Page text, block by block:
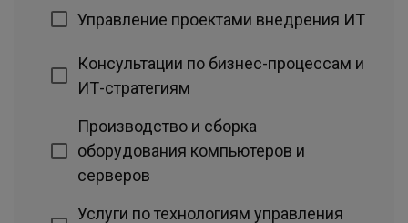
Управление проектами внедрения ИТ
Консультации по бизнес-процессам и
ИТ-стратегиям
Производство и сборка
оборудования компьютеров и
серверов
Услуги по технологиям управления